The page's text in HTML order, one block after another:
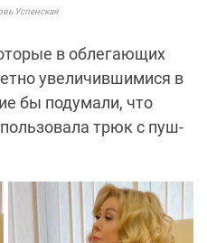
Успенская
в облегающих
увеличившимися в
бы подумали, что
трюк с пуш-